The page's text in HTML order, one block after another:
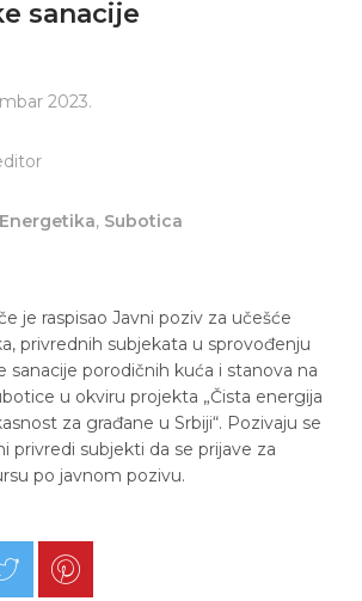
sanacije
2023.
Energetika, Subotica
je raspisao Javni poziv za učešće
privrednih subjekata u sprovođenju
sanacije porodičnih kuća i stanova na
u okviru projekta „Čista energija
za građane u Srbiji“. Pozivaju se
privredi subjekti da se prijave za
po javnom pozivu.